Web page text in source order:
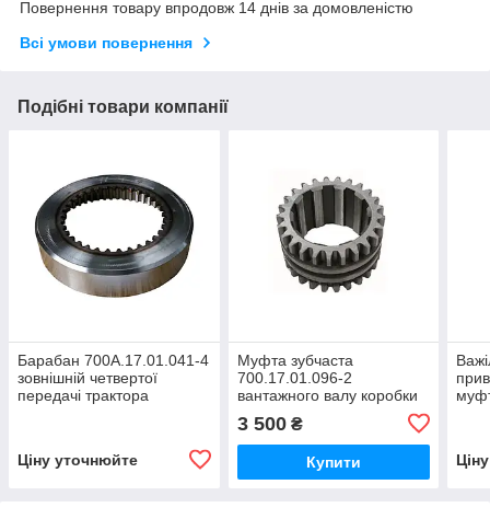
Повернення товару впродовж 14 днів за домовленістю
Всі умови повернення
Подібні товари компанії
Барабан 700А.17.01.041-4
зовнішній четвертої
передачі трактора
Ціну уточнюйте
Муфта зубчаста
700.17.01.096-2
вантажного валу коробки
700,ДО 700А,К 701,ДО
744
3 500₴
Купити